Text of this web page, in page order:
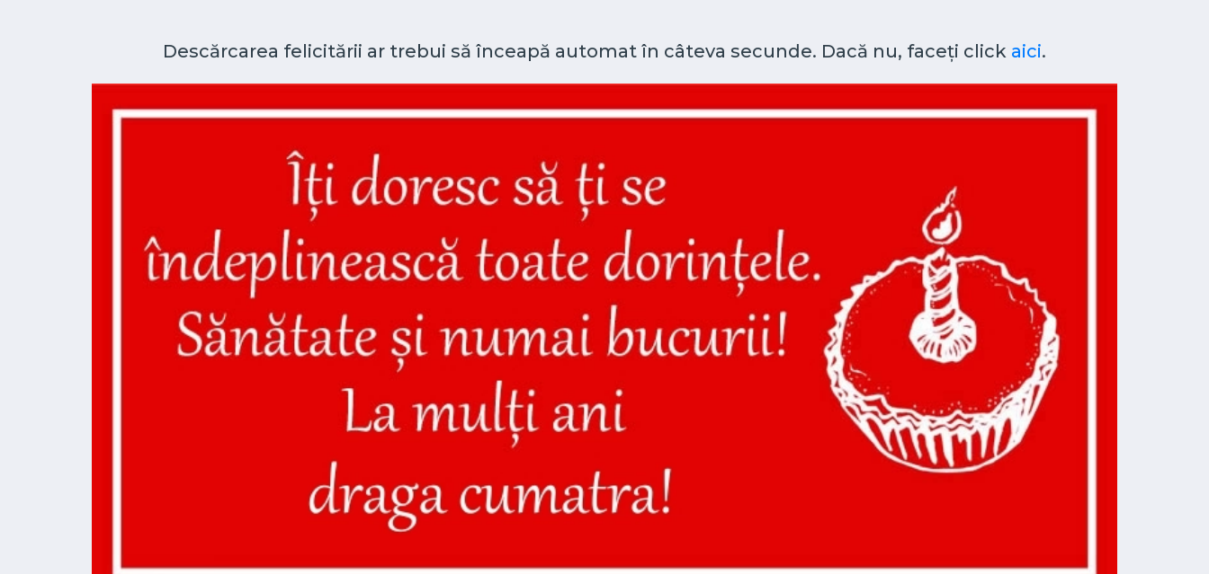
Descărcarea felicitării ar trebui să înceapă automat în câteva secunde. Dacă nu, faceți click aici.